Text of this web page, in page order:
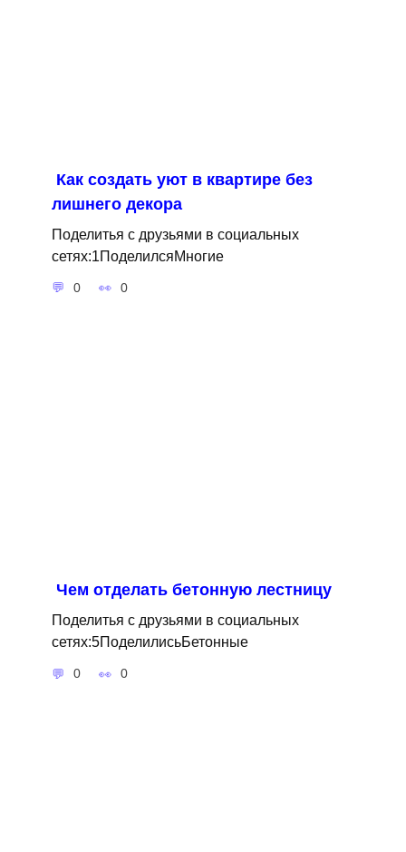
Как создать уют в квартире без
лишнего декора
Поделитья с друзьями в социальных
сетях:1ПоделилсяМногие
0 0
Чем отделать бетонную лестницу
Поделитья с друзьями в социальных
сетях:5ПоделилисьБетонные
0 0